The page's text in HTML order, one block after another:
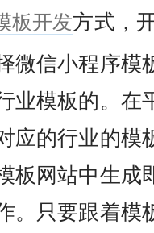
板开发方式，
微信小程序模
业模板的。在
应的行业的模
板网站中生成
。只要跟着模